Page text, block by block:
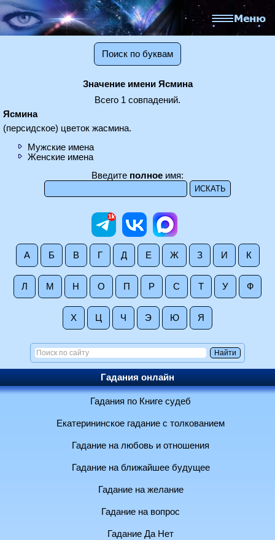
Поиск по буквам
Значение имени Ясмина
Всего 1 совпадений.
Ясмина
(персидское) цветок жасмина.
Мужские имена
Женские имена
Введите полное имя:
А Б В Г Д Е Ж З И К
Л М Н О П Р С Т У Ф
Х Ц Ч Э Ю Я
Гадания онлайн
Гадания по Книге судеб
Екатерининское гадание с толкованием
Гадание на любовь и отношения
Гадание на ближайшее будущее
Гадание на желание
Гадание на вопрос
Гадание Да Нет